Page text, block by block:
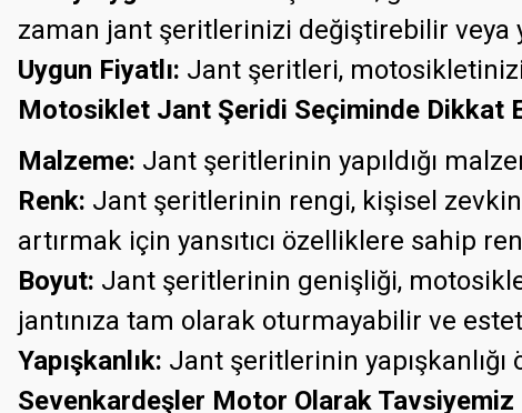
zaman jant şeritlerinizi değiştirebilir veya
Uygun Fiyatlı: Jant şeritleri,
Motosiklet Jant Şeridi Seçiminde Dikkat
Malzeme: Jant şeritlerinin yapıldığı
Renk: Jant şeritlerinin rengi, kişisel
artırmak için yansıtıcı özelliklere sahip
Boyut: Jant şeritlerinin genişliği,
jantınıza tam olarak oturmayabilir ve
Yapışkanlık: Jant şeritlerinin
Sevenkardeşler Motor Olarak Tavsiyemiz